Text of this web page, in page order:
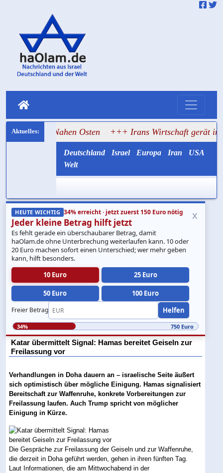
Osten +++ Irans Wirtschaft gerät ins Wanken,
Deutschland Israel Europa Iran
USA
Welt
HEUTE WICHTIG 34% erreicht · jetzt zuerst 150 Euro nötig
Jeder kleine Betrag hilft jetzt
Es fehlt gerade ein überschaubarer Betrag, damit
haOlam.de ohne Unterbrechung weiterlaufen kann. 10 oder
20 Euro machen sofort einen Unterschied; wer mehr geben
kann, hilft besonders.
10 Euro
25 Euro
50 Euro 100 Euro
Freier Betrag Helfen
x
34% 750 Euro
Katar übermittelt Signal: Hamas bereitet Geiseln zur
Freilassung vor
Verhandlungen in Doha dauern an – israelische Seite äußert
sich optimistisch über mögliche Einigung. Hamas signalisiert
Bereitschaft zur Waffenruhe, konkrete Vorbereitungen zur
Freilassung laufen. Auch Trump spricht von möglicher
Einigung in Kürze.
Die Gespräche zur Freilassung der Geiseln und zur Waffenruhe,
die derzeit in Doha geführt werden, gehen in ihren fünften Tag.
Laut Informationen, die am Mittwochabend in der